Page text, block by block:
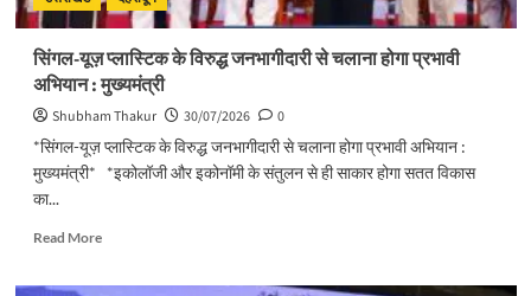
सिंगल-यूज़ प्लास्टिक के विरुद्ध जनभागीदारी से चलाना होगा प्रभावी
अभियान : मुख्यमंत्री
Shubham Thakur 30/07/2026
0
*सिंगल-यूज़ प्लास्टिक के विरुद्ध जनभागीदारी से चलाना होगा प्रभावी अभियान :
मुख्यमंत्री* *इकोलॉजी और इकोनॉमी के संतुलन से ही साकार होगा सतत विकास
का...
Read MoreRead